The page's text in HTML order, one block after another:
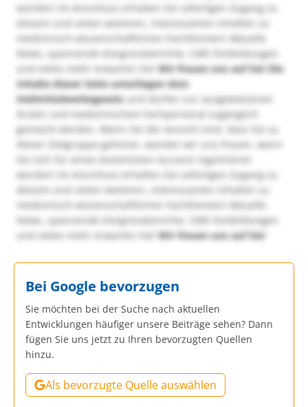
würden! Im Anschluss erhalten Sie sofortigen Zugang zu
diesem und vielen weiteren, interessanten Inhalten zu
medizinisch-wissenschaftlichen Fachthemen! Aktuelle
News, spannende Kongressberichte, CME-Fortbildungen
und vieles mehr erwarten Sie!Wir freuen uns auf Sie! Die
Inhalte dieser Seite unterliegen dem
Heilmittelwerbegesetzund dürfen nur ausgewiesenen
Ärzten und medizinischem Fachpersonal zugänglich
gemacht werden. Wenn Sie der Ansicht sind, dass Sie zu
dieser Zielgruppe gehören, würden wir uns freuen, wenn
Sie sich für einen kostenlosen Account registrieren
würden! Im Anschluss erhalten Sie sofortigen Zugang zu
diesem und vielen weiteren, interessanten Inhalten zu
medizinisch-wissenschaftlichen Fachthemen! Aktuelle
News, spannende Kongressberichte, CME-Fortbildungen
und vieles mehr erwarten Sie!Wir freuen uns auf Sie!
Bei Google bevorzugen
Sie möchten bei der Suche nach aktuellen
Entwicklungen häufiger unsere Beiträge sehen? Dann
fügen Sie uns jetzt zu Ihren bevorzugten Quellen
hinzu.
Als bevorzugte Quelle auswählen